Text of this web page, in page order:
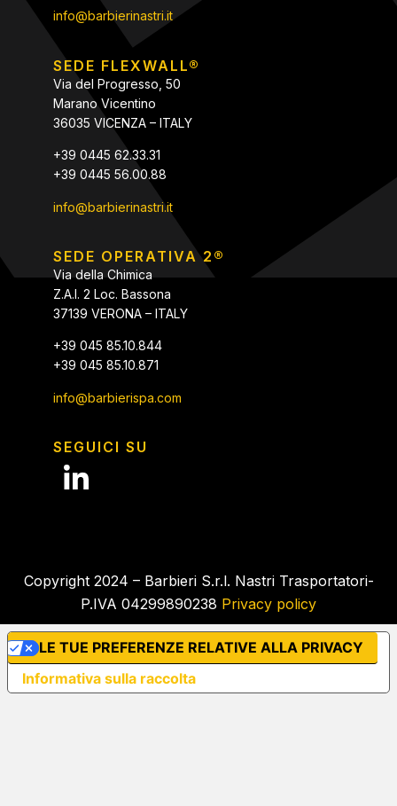
info@barbierinastri.it
SEDE FLEXWALL®
Via del Progresso, 50
Marano Vicentino
36035 VICENZA – ITALY
+39 0445 62.33.31
+39 0445 56.00.88
info@barbierinastri.it
SEDE OPERATIVA 2®
Via della Chimica
Z.A.I. 2 Loc. Bassona
37139 VERONA – ITALY
+39 045 85.10.844
+39 045 85.10.871
info@barbierispa.com
SEGUICI SU
Copyright 2024 – Barbieri S.r.l. Nastri Trasportatori-
P.IVA 04299890238 Privacy policy
Informativa sulla raccolta
LE TUE PREFERENZE RELATIVE ALLA PRIVACY